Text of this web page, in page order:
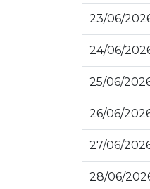
23/06/
24/06/
25/06/
26/06/
27/06/
28/06/